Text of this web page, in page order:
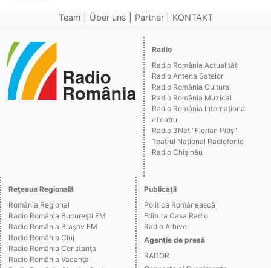
Team Über uns Partner KONTAKT
Radio
Radio România Actualităţi
Radio Antena Satelor
Radio România Cultural
Radio România Muzical
Radio România Internaţional
eTeatru
Radio 3Net "Florian Pitiş"
Teatrul Naţional Radiofonic
Radio Chişinău
Reţeaua Regională
România Regional
Radio România Bucureşti FM
Radio România Braşov FM
Radio România Cluj
Radio România Constanţa
Radio România Vacanţa
Publicaţii
Politica Românească
Editura Casa Radio
Radio Arhive
Agenţie de presă
RADOR